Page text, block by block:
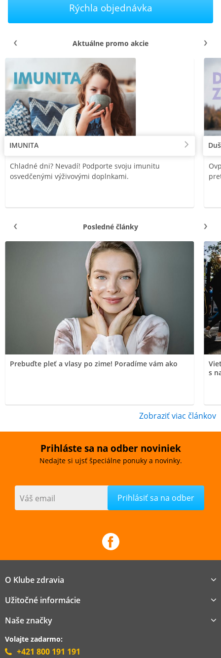
Rýchla objednávka
Aktuálne promo akcie
IMUNITA
Chladné dni? Nevadí! Podporte svoju imunitu
osvedčenými výživovými doplnkami.
Posledné články
Prebuďte pleť a vlasy po zime! Poradíme vám ako
s
Zobraziť viac článkov
Prihláste sa na odber noviniek
Nedajte si ujsť špeciálne ponuky a novinky.
Váš email
O Klube zdravia
Užitočné informácie
Naše značky
Volajte zadarmo:
+421 800 191 191